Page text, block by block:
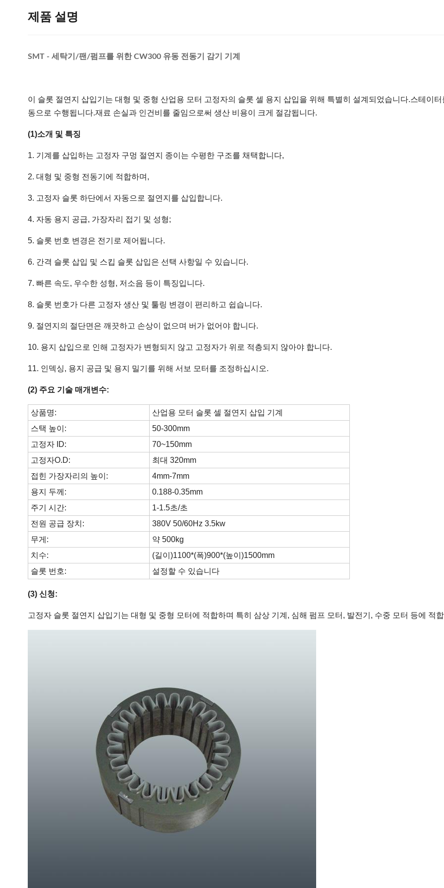
제품 설명
SMT - 세탁기/팬/펌프를 위한 CW300 유동 전동기 감기 기계
이 슬롯 절연지 삽입기는 대형 및 중형 산업용 모터 고정자의 슬롯 셀 용지 삽입을 위해 특별히 설계되었습니다.스테이
동으로 수행됩니다.재료 손실과 인건비를 줄임으로써 생산 비용이 크게 절감됩니다.
(1)소개 및 특징
1. 기계를 삽입하는 고정자 구멍 절연지 종이는 수평한 구조를 채택합니다,
2. 대형 및 중형 전동기에 적합하며,
3. 고정자 슬롯 하단에서 자동으로 절연지를 삽입합니다.
4. 자동 용지 공급, 가장자리 접기 및 성형;
5. 슬롯 번호 변경은 전기로 제어됩니다.
6. 간격 슬롯 삽입 및 스킵 슬롯 삽입은 선택 사항일 수 있습니다.
7. 빠른 속도, 우수한 성형, 저소음 등이 특징입니다.
8. 슬롯 번호가 다른 고정자 생산 및 툴링 변경이 편리하고 쉽습니다.
9. 절연지의 절단면은 깨끗하고 손상이 없으며 버가 없어야 합니다.
10. 용지 삽입으로 인해 고정자가 변형되지 않고 고정자가 위로 적층되지 않아야 합니다.
11. 인덱싱, 용지 공급 및 용지 밀기를 위해 서보 모터를 조정하십시오.
(2) 주요 기술 매개변수:
상품명:
산업용 모터 슬롯 셀 절연지 삽입 기계
스택 높이:
50-300mm
고정자 ID:
70~150mm
고정자O.D:
최대 320mm
접힌 가장자리의 높이:
4mm-7mm
용지 두께:
0.188-0.35mm
주기 시간:
1-1.5초/초
전원 공급 장치:
380V 50/60Hz 3.5kw
무게:
약 500kg
치수:
(길이)1100*(폭)900*(높이)1500mm
슬롯 번호:
설정할 수 있습니다
(3) 신청:
고정자 슬롯 절연지 삽입기는 대형 및 중형 모터에 적합하며 특히 삼상 기계, 심해 펌프 모터, 발전기, 수중 모터 등에 적